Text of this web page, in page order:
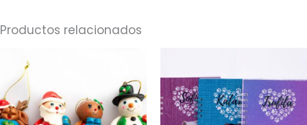
Productos relacionados